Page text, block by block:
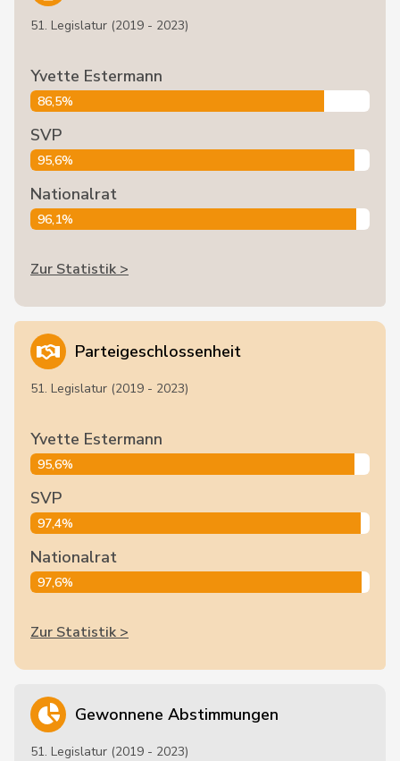
51. Legislatur (2019 - 2023)
Yvette Estermann
86,5%
SVP
95,6%
Nationalrat
96,1%
Zur Statistik >
Parteigeschlossenheit
51. Legislatur (2019 - 2023)
Yvette Estermann
95,6%
SVP
97,4%
Nationalrat
97,6%
Zur Statistik >
Gewonnene Abstimmungen
51. Legislatur (2019 - 2023)